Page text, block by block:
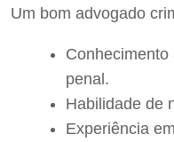
Um bom advogado
penal.
Habilidade de
Experiência